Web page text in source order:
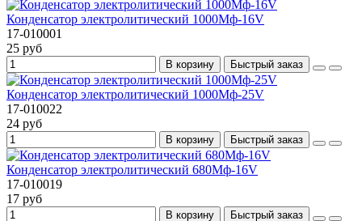
Конденсатор электролитический 1000Мф-16V
17-010001
25 руб
В корзину Быстрый заказ
Конденсатор электролитический 1000Mф-25V
17-010022
24 руб
В корзину Быстрый заказ
Конденсатор электролитический 680Mф-16V
17-010019
17 руб
В корзину Быстрый заказ